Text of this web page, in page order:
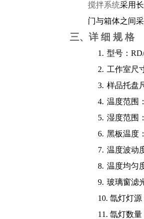
搅拌系统采用
门与箱体之间
三、 详 细 规 格
1. 型号：RD/
2. 工作室尺
3. 样品托盘
4. 温度范围
5. 湿度范围
6. 黑板温度
7. 温度波动
8. 温度均匀
9. 玻璃窗滤
10. 氙灯灯源
11. 氙灯数量